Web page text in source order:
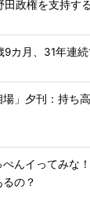
田政権を支持
カ月、31年連
」夕刊：持ち
んイってみな
の？